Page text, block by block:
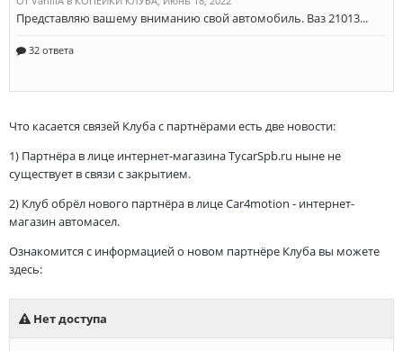
Что касается связей Клуба с партнёрами есть две новости:
1) Партнёра в лице интернет-магазина TycarSpb.ru ныне не
существует в связи с закрытием.
2) Клуб обрёл нового партнёра в лице Car4motion - интернет-
магазин автомасел.
Ознакомится с информацией о новом партнёре Клуба вы можете
здесь: